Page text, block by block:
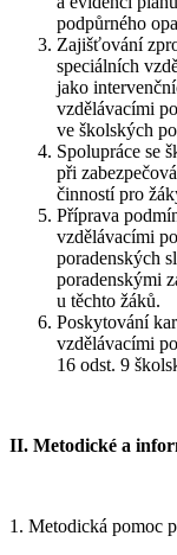
podpůrného
Zajišťování
speciálních
jako
vzdělávacími
ve školských
Spolupráce se
při
činností pro
Příprava
vzdělávacími
poradenských
poradenskými
u těchto žáků.
Poskytování
vzdělávacími
16 odst. 9
II. Metodické a
1. Metodická pomoc